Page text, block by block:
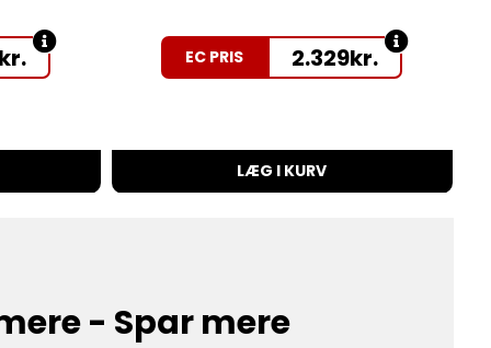
kr. EC PRIS 2.329kr.
LÆG I KURV
- Spar mere